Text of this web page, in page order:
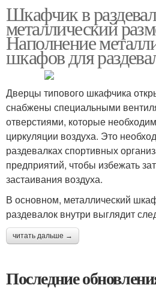
Шкафчик в
металлический
Наполнение
шкафов для
Дверцы типового шкафчика
снабжены специальными
отверстиями, которые
циркуляции воздуха. Это
раздевалках спортивных
предприятий, чтобы избежать
застаивания воздуха.
В основном, металлический
раздевалок внутри выглядит
читать дальше →
Последние